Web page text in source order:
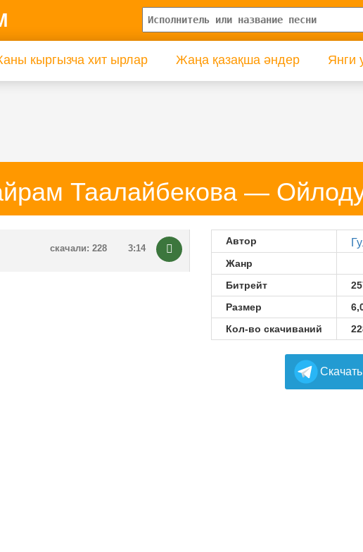
кыргызча хит ырлар Жаңа қазақша әндер Янги
Таалайбекова —
3:14
скачали: 228
Автор
Жанр
Битрейт
Размер
Кол-во скачиваний